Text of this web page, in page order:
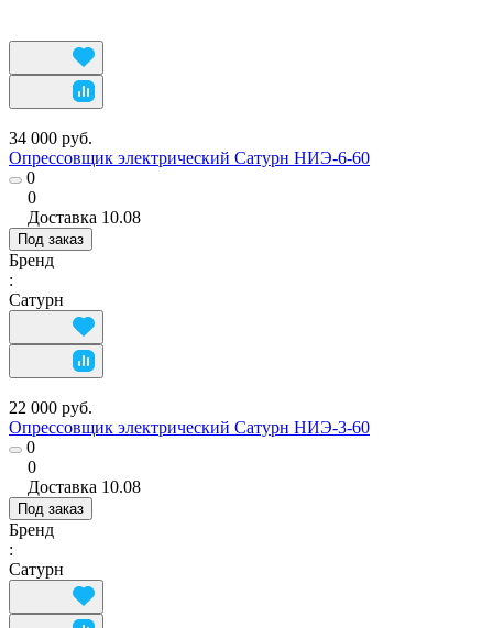
34 000 руб.
Опрессовщик электрический Сатурн НИЭ-6-60
0
0
Доставка 10.08
Под заказ
Бренд
:
Сатурн
22 000 руб.
Опрессовщик электрический Сатурн НИЭ-3-60
0
0
Доставка 10.08
Под заказ
Бренд
:
Сатурн